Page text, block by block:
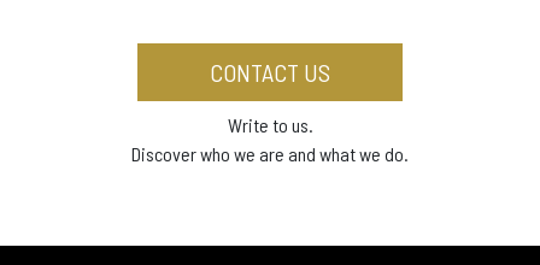
CONTACT US
Write to us.
Discover who we are and what we do.